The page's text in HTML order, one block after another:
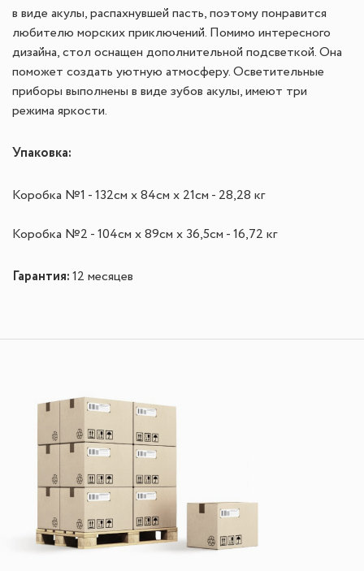
в виде акулы, распахнувшей пасть, поэтому понравится
любителю морских приключений. Помимо интересного
дизайна, стол оснащен дополнительной подсветкой. Она
поможет создать уютную атмосферу. Осветительные
приборы выполнены в виде зубов акулы, имеют три
режима яркости.
Упаковка:
Коробка №1 - 132см х 84см х 21см - 28,28 кг
Коробка №2 - 104см х 89см х 36,5см - 16,72 кг
Гарантия: 12 месяцев